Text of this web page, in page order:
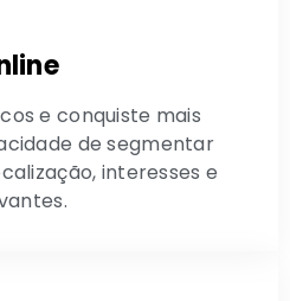
e conquiste mais
de segmentar
interesses e